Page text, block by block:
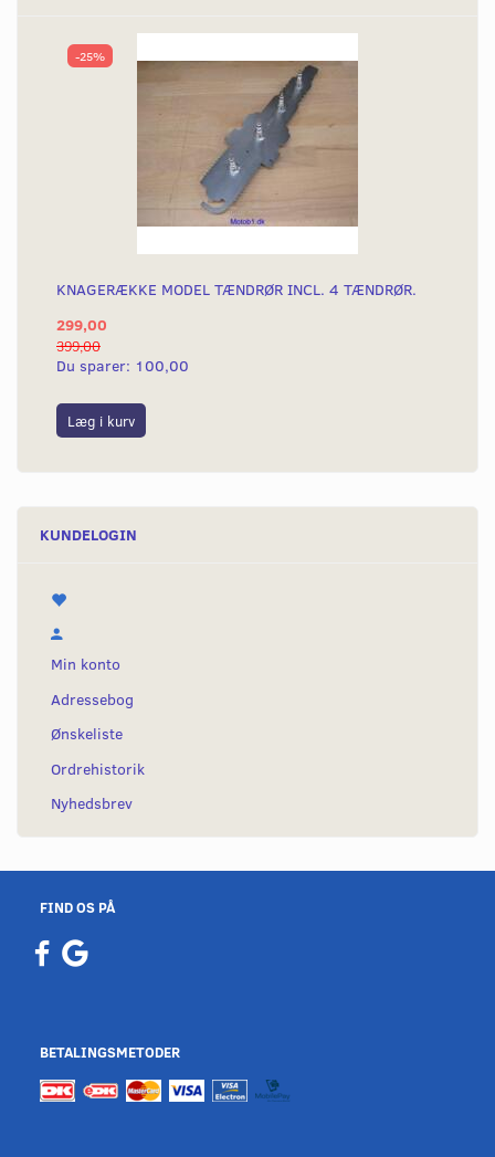
-25%
KNAGERÆKKE MODEL TÆNDRØR INCL. 4 TÆNDRØR.
299,00
399,00
Du sparer: 100,00
Læg i kurv
KUNDELOGIN
Min konto
Adressebog
Ønskeliste
Ordrehistorik
Nyhedsbrev
FIND OS PÅ
BETALINGSMETODER